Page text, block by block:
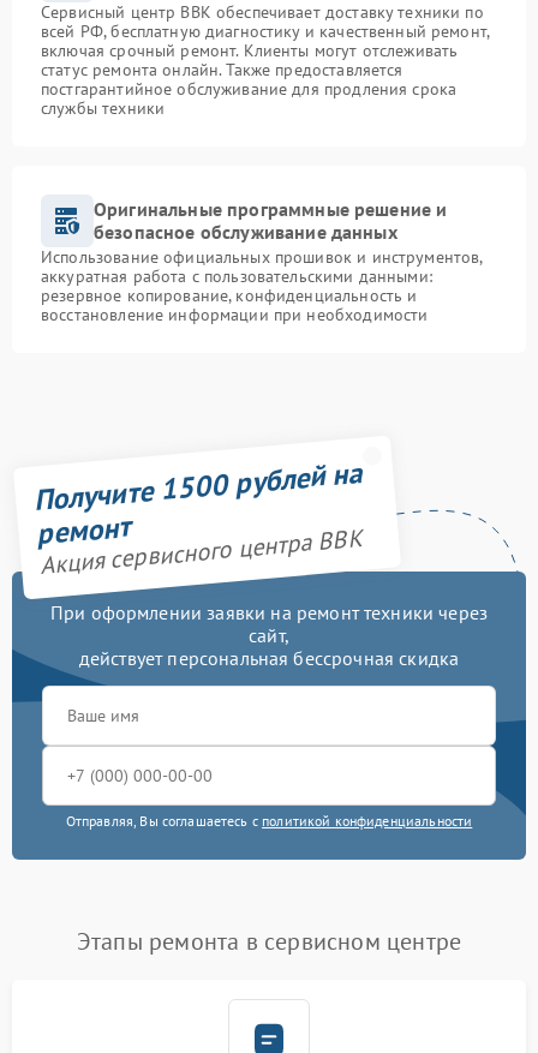
Сервисный центр BBK обеспечивает доставку техники по
всей РФ, бесплатную диагностику и качественный ремонт,
включая срочный ремонт. Клиенты могут отслеживать
статус ремонта онлайн. Также предоставляется
постгарантийное обслуживание для продления срока
службы техники
Оригинальные программные решение и
безопасное обслуживание данных
Использование официальных прошивок и инструментов,
аккуратная работа с пользовательскими данными:
резервное копирование, конфиденциальность и
восстановление информации при необходимости
Получите 1500 рублей на
ремонт
Акция сервисного центра BBK
При оформлении заявки на ремонт техники через
сайт,
действует персональная бессрочная скидка
Отправляя, Вы соглашаетесь с политикой конфиденциальности
Этапы ремонта в сервисном центре